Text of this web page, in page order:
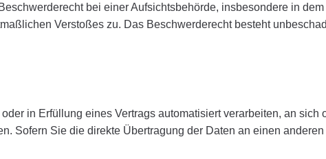
bei einer Aufsichtsbehörde, insbesondere in
Verstoßes zu. Das Beschwerderecht besteht
in Erfüllung eines Vertrags automatisiert verarbeiten, an sich
Sofern Sie die direkte Übertragung der Daten an einen